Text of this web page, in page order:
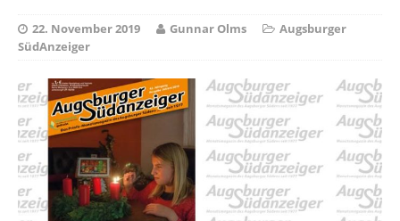
22. November 2019 Gunnar Olms
Augsburger
SüdAnzeiger